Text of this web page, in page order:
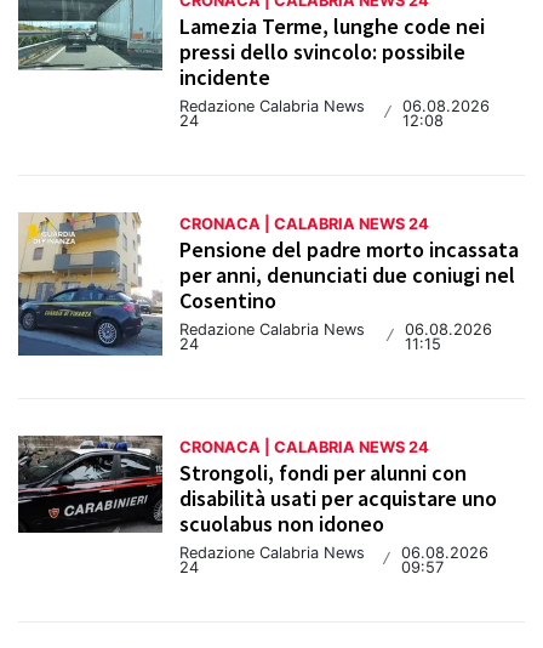
Lamezia Terme, lunghe code nei
pressi dello svincolo: possibile
incidente
Redazione Calabria News
24
/ 06.08.2026
12:08
CRONACA | CALABRIA NEWS 24
Pensione del padre morto incassata
per anni, denunciati due coniugi nel
Cosentino
Redazione Calabria News
24
/ 06.08.2026
11:15
CRONACA | CALABRIA NEWS 24
Strongoli, fondi per alunni con
disabilità usati per acquistare uno
scuolabus non idoneo
Redazione Calabria News
24
/
06.08.2026
09:57